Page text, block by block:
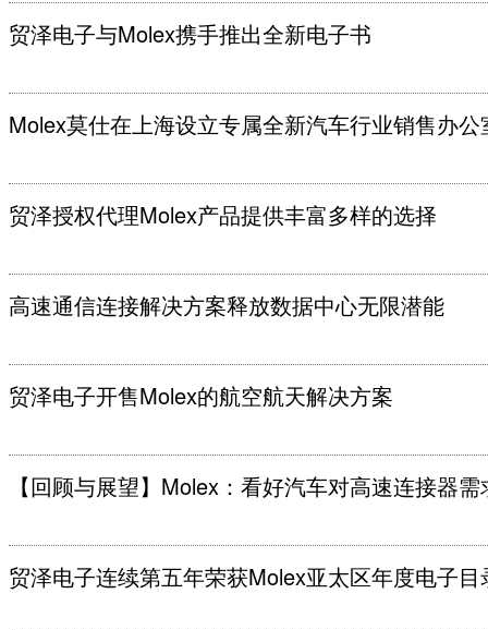
贸泽电子与Molex携手推出全新电子书
Molex莫仕在上海设立专属全新汽车行业销售办公
贸泽授权代理Molex产品提供丰富多样的选择
高速通信连接解决方案释放数据中心无限潜能
贸泽电子开售Molex的航空航天解决方案
【回顾与展望】Molex：看好汽车对高速连接器
贸泽电子连续第五年荣获Molex亚太区年度电子